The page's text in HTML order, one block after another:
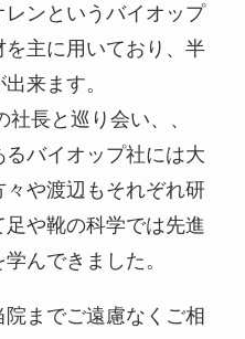
ンというバイオップ
主に用いており、半
来ます。
長と巡り会い、、
バイオップ社には大
や渡辺もそれぞれ研
や靴の科学では先進
んできました。
までご遠慮なくご相